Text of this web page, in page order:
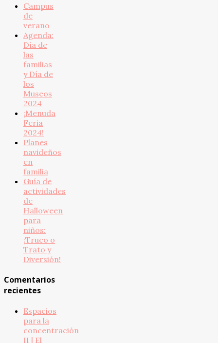
Campus
de
verano
Agenda:
Día de
las
familias
y Día de
los
Museos
2024
¡Menuda
Feria
2024!
Planes
navideños
en
familia
Guía de
actividades
de
Halloween
para
niños:
¡Truco o
Trato y
Diversión!
Comentarios
recientes
Espacios
para la
concentración
II | El